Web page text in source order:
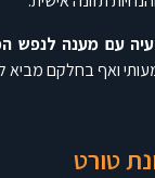
עם מענה לנפש
ואף בחלקם מביא
טורט